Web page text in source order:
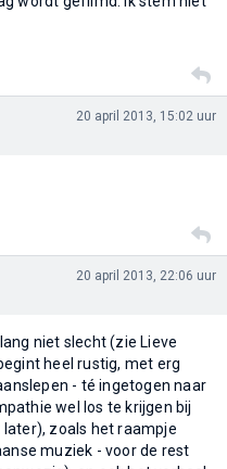
20 april 2013, 15:02 uur
20 april 2013, 22:06 uur
niet slecht (zie Lieve
heel rustig, met erg
- té ingetogen naar
wel los te krijgen bij
zoals het raampje
muziek - voor de rest